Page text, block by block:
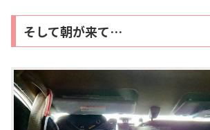
そして朝が来て…